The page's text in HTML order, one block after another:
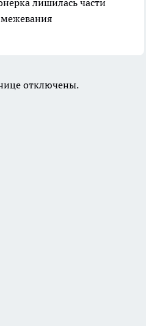
лишилась части
межевания
отключены.